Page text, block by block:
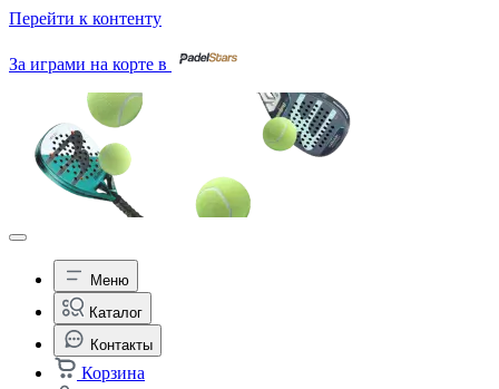
Перейти к контенту
За играми на корте в
Меню
Каталог
Контакты
Корзина